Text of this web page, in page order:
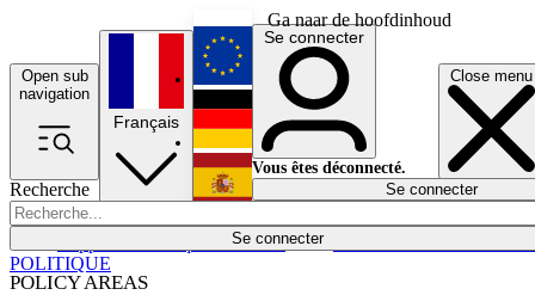
Ga naar de hoofdinhoud
Open sub
navigation
Close menu
Recherche
Se connecter
POLICY AREAS
Économie
Français
English
Deutsch
Español
Se connecter
Vous êtes déconnecté.
Se connecter
POLITIQUE